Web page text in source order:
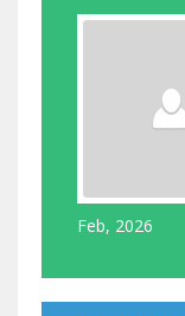
Feb, 2026